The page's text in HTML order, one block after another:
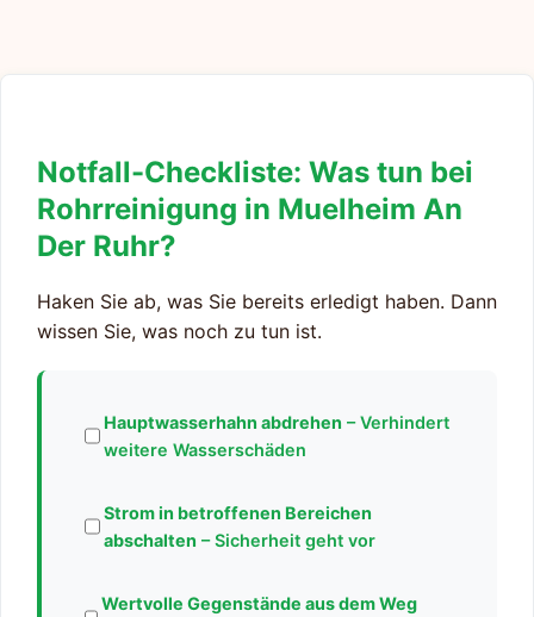
Notfall-Checkliste: Was tun bei
Rohrreinigung in Muelheim An
Der Ruhr?
Haken Sie ab, was Sie bereits erledigt haben. Dann
wissen Sie, was noch zu tun ist.
Hauptwasserhahn abdrehen – Verhindert
weitere Wasserschäden
Strom in betroffenen Bereichen
abschalten – Sicherheit geht vor
Wertvolle Gegenstände aus dem Weg